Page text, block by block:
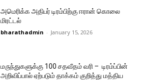
அமெரிக்க அதிபர் டிரம்பிற்கு ஈரான் கொலை
மிரட்டல்
bharathadmin - January 15, 2026
மருந்துகளுக்கு 100 சதவீதம் வரி – டிரம்ப்பின்
அறிவிப்பால் ஏற்படும் தாக்கம் குறித்து மத்திய